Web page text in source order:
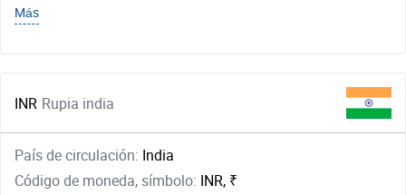
Más
INR Rupia india
País de circulación: India
Código de moneda, símbolo: INR, ₹